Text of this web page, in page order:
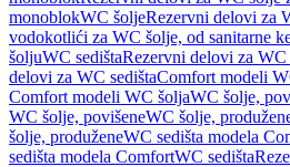
monoblokWC šoljeRezervni delovi za
vodokotlići za WC šolje, od sanitarne
šoljuWC sedištaRezervni delovi za WC
delovi za WC sedištaComfort modeli
Comfort modeli WC šoljaWC šolje,
WC šolje, povišeneWC šolje,
šolje, produženeWC sedišta modela
sedišta modela ComfortWC sedišta